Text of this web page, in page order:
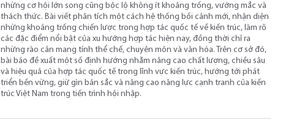
những cơ hội lớn song cũng bộc lộ không ít khoảng trống, vướng mắc và
thách thức. Bài viết phân tích một cách hệ thống bối cảnh mới, nhận diện
những khoảng trống chiến lược trong hợp tác quốc tế về kiến trúc, làm rõ
các đặc điểm nổi bật của xu hướng hợp tác hiện nay, đồng thời chỉ ra
những rào cản mang tính thể chế, chuyên môn và văn hóa. Trên cơ sở đó,
bài báo đề xuất một số định hướng nhằm nâng cao chất lượng, chiều sâu
và hiệu quả của hợp tác quốc tế trong lĩnh vực kiến trúc, hướng tới phát
triển bền vững, giữ gìn bản sắc và nâng cao năng lực cạnh tranh của kiến
trúc Việt Nam trong tiến trình hội nhập.